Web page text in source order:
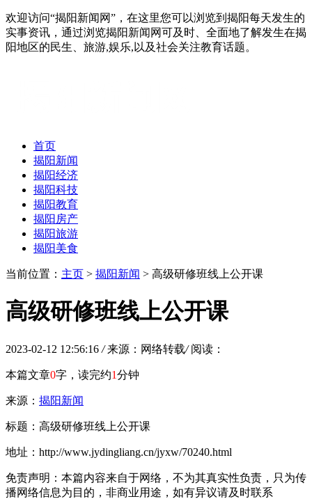
欢迎访问“揭阳新闻网”，在这里您可以浏览到揭阳每天发生的
实事资讯，通过浏览揭阳新闻网可及时、全面地了解发生在揭
阳地区的民生、旅游,娱乐,以及社会关注教育话题。
首页
揭阳新闻
揭阳经济
揭阳科技
揭阳教育
揭阳房产
揭阳旅游
揭阳美食
当前位置： 主页 > 揭阳新闻 > 高级研修班线上公开课
高级研修班线上公开课
2023-02-12 12:56:16 / 来源：网络转载/ 阅读：
本篇文章0字，读完约1分钟
来源： 揭阳新闻
标题：高级研修班线上公开课
地址：http://www.jydingliang.cn/jyxw/70240.html
免责声明：本篇内容来自于网络，不为其真实性负责，只为传
播网络信息为目的，非商业用途，如有异议请及时联系